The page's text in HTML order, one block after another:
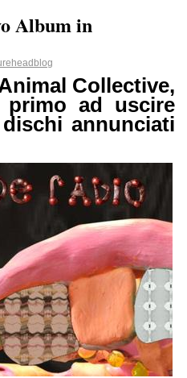
Album in
Collective,
ad uscire
annunciati